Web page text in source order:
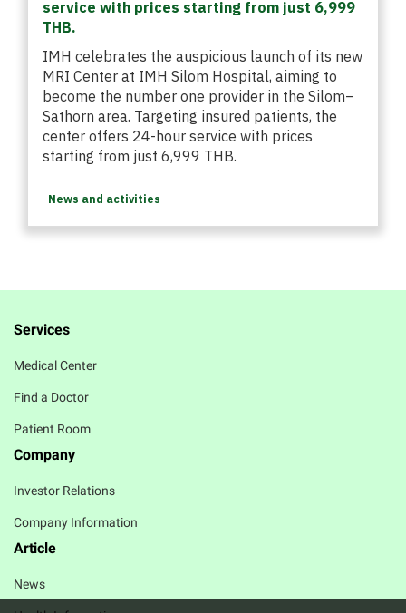
service with prices starting from just 6,999
THB.
IMH celebrates the auspicious launch of its new
MRI Center at IMH Silom Hospital, aiming to
become the number one provider in the Silom–
Sathorn area. Targeting insured patients, the
center offers 24-hour service with prices
starting from just 6,999 THB.
News and activities
Services
Medical Center
Find a Doctor
Patient Room
Company
Investor Relations
Company Information
Article
News